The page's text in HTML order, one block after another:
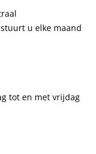
stuurt u elke maand
tot en met vrijdag